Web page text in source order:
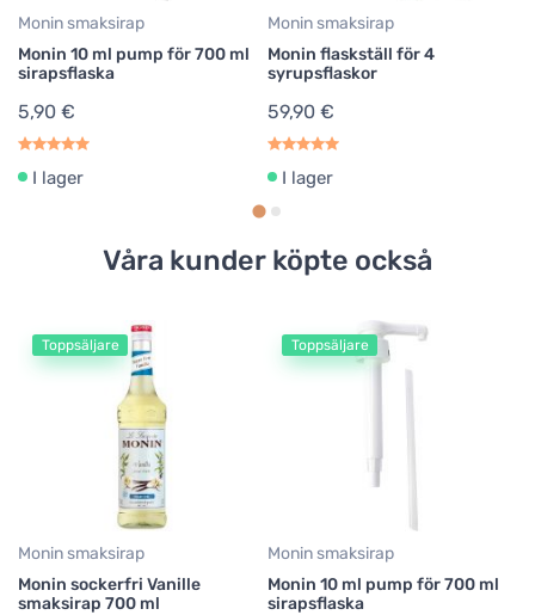
Monin smaksirap
Monin 10 ml pump för 700 ml
sirapsflaska
5,90 €
I lager
Monin smaksirap
Monin flaskställ för 4
syrupsflaskor
59,90 €
I lager
Våra kunder köpte också
Toppsäljare
Monin smaksirap
Monin sockerfri Vanille
smaksirap 700 ml
Toppsäljare
Monin smaksirap
Monin 10 ml pump för 700 ml
sirapsflaska